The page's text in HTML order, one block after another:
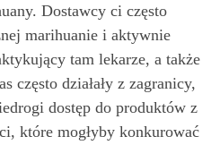
Dostawcy ci często
marihuanie i aktywnie
tam lekarze, a także
często działały z zagranicy,
dostęp do produktów z
które mogłyby konkurować